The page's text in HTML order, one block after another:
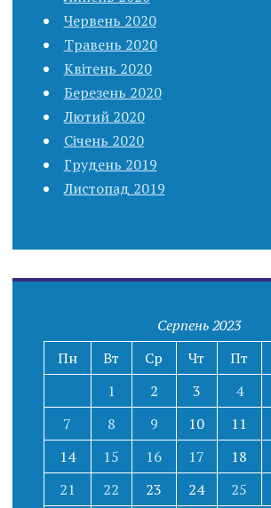
Червень 2020
Травень 2020
Квітень 2020
Березень 2020
Лютий 2020
Січень 2020
Грудень 2019
Листопад 2019
Серпень 2023
Пн
Вт Ср Чт Пт
1
2 3 4
7
8 9 10 11
14
15 16 17 18
21
22 23 24 25